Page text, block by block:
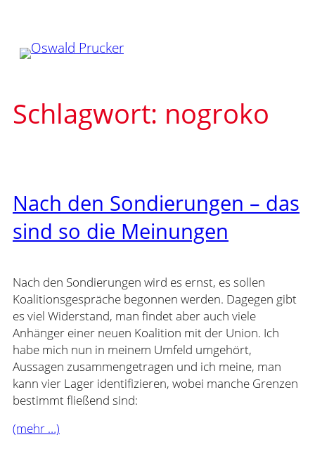
springen
Schlagwort: nogroko
Nach den Sondierungen – das
sind so die Meinungen
Nach den Sondierungen wird es ernst, es sollen
Koalitionsgespräche begonnen werden. Dagegen gibt
es viel Widerstand, man findet aber auch viele
Anhänger einer neuen Koalition mit der Union. Ich
habe mich nun in meinem Umfeld umgehört,
Aussagen zusammengetragen und ich meine, man
kann vier Lager identifizieren, wobei manche Grenzen
bestimmt fließend sind:
(mehr …)